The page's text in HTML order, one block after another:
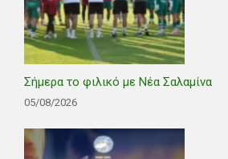
Σήμερα το φιλικό με Νέα Σαλαμίνα
05/08/2026